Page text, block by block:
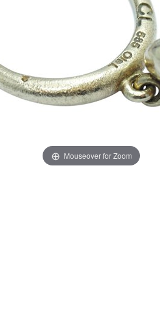
Mouseover for Zoom